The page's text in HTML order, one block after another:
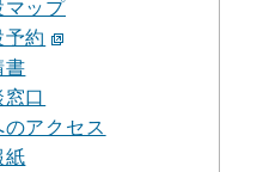
マップ
約
書
口
アクセス
紙